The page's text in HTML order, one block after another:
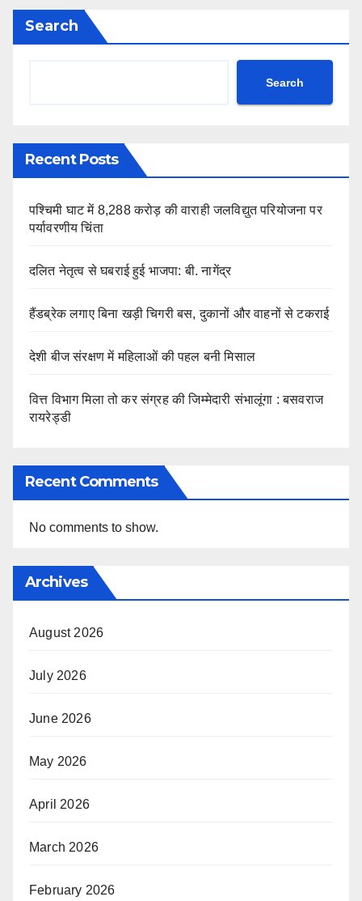
Search
Search
Recent Posts
पश्चिमी घाट में 8,288 करोड़ की वाराही जलविद्युत परियोजना पर
पर्यावरणीय चिंता
दलित नेतृत्व से घबराई हुई भाजपा: बी. नागेंद्र
हैंडब्रेक लगाए बिना खड़ी चिगरी बस, दुकानों और वाहनों से टकराई
देशी बीज संरक्षण में महिलाओं की पहल बनी मिसाल
वित्त विभाग मिला तो कर संग्रह की जिम्मेदारी संभालूंगा : बसवराज
रायरेड्डी
Recent Comments
No comments to show.
Archives
August 2026
July 2026
June 2026
May 2026
April 2026
March 2026
February 2026